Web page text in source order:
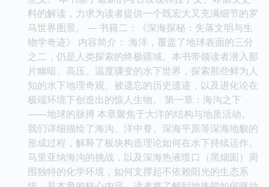
料的解读，力求为读者提供一个既宏大又充满细节的罗
马世界图景。 --- 书籍二：《深海探秘：失落文明与生
物学奇迹》 内容简介： 海洋，覆盖了地球表面的三分
之二，仍是人类探索的终极疆域。本书带领读者潜入那
片幽暗、高压、温度骤变的水下世界，探索那些鲜为人
知的水下地理奇观、被遗忘的历史遗迹，以及进化论在
极端环境下创造出的惊人生物。 第一章：海沟之下
——地球的脉搏 本章聚焦于大洋的结构与地质活动。
我们详细描绘了海沟、洋中脊、深海平原等深海地貌的
形成过程，解释了板块构造理论如何在水下持续运作。
马里亚纳海沟的挑战，以及深海热液喷口（黑烟囱）周
围独特的化学环境，如何支撑起不依赖阳光的生态系